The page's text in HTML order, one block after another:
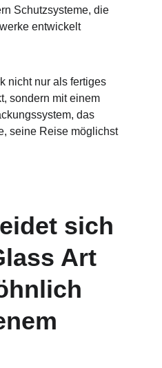
Schutzsysteme, die
entwickelt
nicht nur als fertiges
sondern mit einem
das
seine Reise möglichst
sich
Art